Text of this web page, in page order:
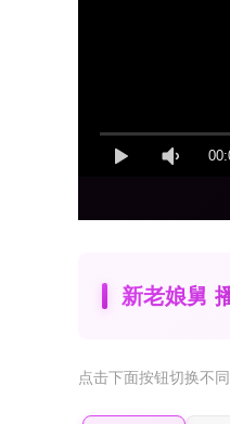
新老娘舅
点击下面按钮切换不